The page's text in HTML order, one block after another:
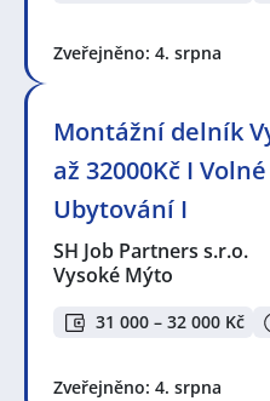
Zveřejněno: 4. srpna
Montážní delník
až 32000Kč I
Ubytování I
SH Job Partners s.r.o.
Vysoké Mýto
31 000 – 32 000 Kč
Zveřejněno: 4. srpna